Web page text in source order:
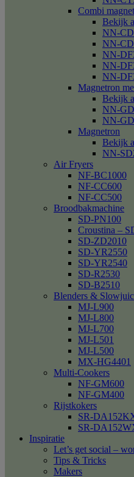
Combi
Bekijk
NN-
NN-
NN-
NN-
NN-
Magnetron
Bekijk
NN-
NN-
Magnetron
Bekijk
NN-
Air Fryers
NF-BC1000
NF-CC600
NF-CC500
Broodbakmachine
SD-PN100
Croustina –
SD-ZD2010
SD-YR2550
SD-YR2540
SD-R2530
SD-B2510
Blenders &
MJ-L900
MJ-L800
MJ-L700
MJ-L501
MJ-L500
MX-HG4401
Multi-Cookers
NF-GM600
NF-GM400
Rijstkokers
SR-
SR-
Inspiratie
Let’s get social –
Tips & Tricks
Makers